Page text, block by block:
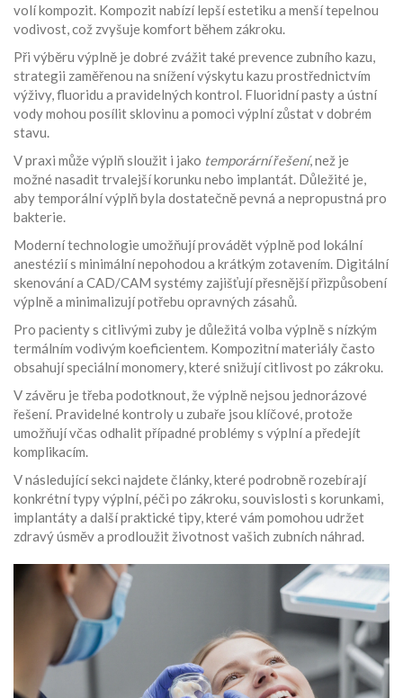
volí kompozit. Kompozit nabízí lepší estetiku a menší tepelnou
vodivost, což zvyšuje komfort během zákroku.
Při výběru výplně je dobré zvážit také prevence zubního kazu,
strategii zaměřenou na snížení výskytu kazu prostřednictvím
výživy, fluoridu a pravidelných kontrol. Fluoridní pasty a ústní
vody mohou posílit sklovinu a pomoci výplní zůstat v dobrém
stavu.
V praxi může výplň sloužit i jako temporární řešení, než je
možné nasadit trvalejší korunku nebo implantát. Důležité je,
aby temporální výplň byla dostatečně pevná a nepropustná pro
bakterie.
Moderní technologie umožňují provádět výplně pod lokální
anestézií s minimální nepohodou a krátkým zotavením. Digitální
skenování a CAD/CAM systémy zajišťují přesnější přizpůsobení
výplně a minimalizují potřebu opravných zásahů.
Pro pacienty s citlivými zuby je důležitá volba výplně s nízkým
termálním vodivým koeficientem. Kompozitní materiály často
obsahují speciální monomery, které snižují citlivost po zákroku.
V závěru je třeba podotknout, že výplně nejsou jednorázové
řešení. Pravidelné kontroly u zubaře jsou klíčové, protože
umožňují včas odhalit případné problémy s výplní a předejít
komplikacím.
V následující sekci najdete články, které podrobně rozebírají
konkrétní typy výplní, péči po zákroku, souvislosti s korunkami,
implantáty a další praktické tipy, které vám pomohou udržet
zdravý úsměv a prodloužit životnost vašich zubních náhrad.